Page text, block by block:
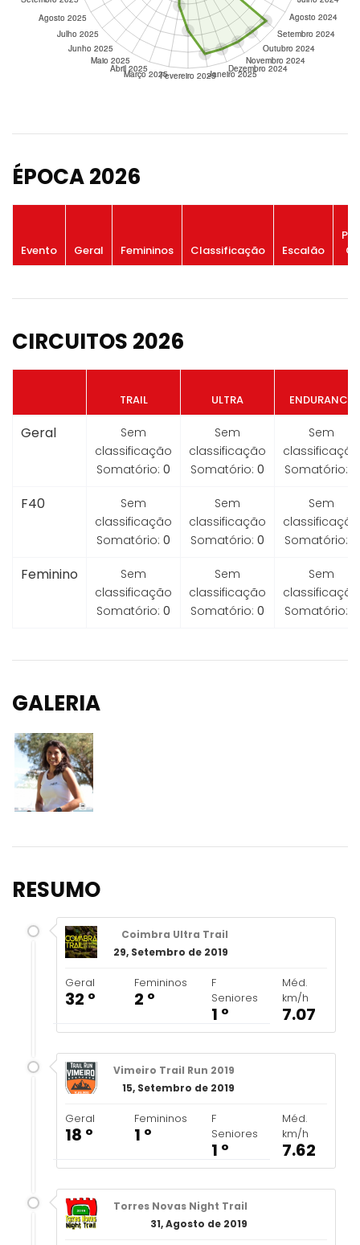
ÉPOCA 2026
Evento Geral Femininos Classificação Escalão
CIRCUITOS 2026
TRAIL ULTRA ENDURANCE
Geral
Sem
classificação
Somatório: 0
Sem
classificação
Somatório: 0
Sem
classificação
Somatório:
F40
Sem
classificação
Somatório: 0
Sem
classificação
Somatório: 0
Sem
classificação
Somatório:
Feminino
Sem
classificação
Somatório: 0
Sem
classificação
Somatório: 0
Sem
classificação
Somatório:
GALERIA
RESUMO
Coimbra Ultra Trail
29, Setembro de 2019
Geral
32 º
Femininos
2 º
F
Seniores
1 º
Méd.
km/h
7.07
Vimeiro Trail Run 2019
15, Setembro de 2019
Geral
18 º
Femininos
1 º
F
Seniores
1 º
Méd.
km/h
7.62
Torres Novas Night Trail
31, Agosto de 2019